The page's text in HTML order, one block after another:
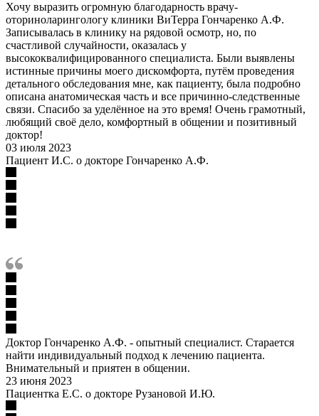
Хочу выразить огромную благодарность врачу-
оториноларингологу клиники ВиТерра Гончаренко А.Ф.
Записывалась в клинику на рядовой осмотр, но, по
счастливой случайности, оказалась у
высококвалифицированного специалиста. Были выявлены
истинные причины моего дискомфорта, путём проведения
детального обследования мне, как пациенту, была подробно
описана анатомическая часть и все причинно-следственные
связи. Спасибо за уделённое на это время! Очень грамотный,
любящий своё дело, комфортный в общении и позитивный
доктор!
03 июля 2023
Пациент И.С. о докторе Гончаренко А.Ф.
Доктор Гончаренко А.Ф. - опытный специалист. Старается
найти индивидуальный подход к лечению пациента.
Внимательный и приятен в общении.
23 июня 2023
Пациентка Е.С. о докторе Рузановой И.Ю.